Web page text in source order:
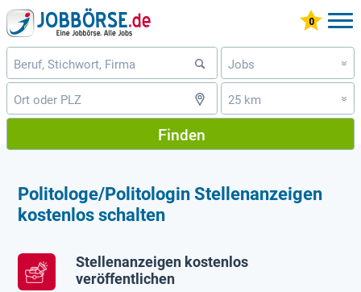
Jobs »
25 km »
Finden
Politologe/Politologin Stellenanzeigen
kostenlos schalten
Stellenanzeigen kostenlos
veröffentlichen